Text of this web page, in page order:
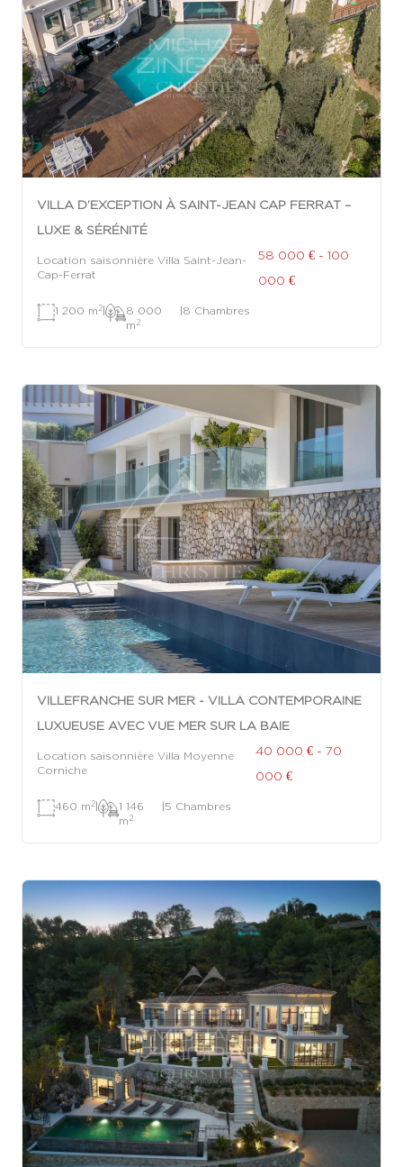
VILLA D’EXCEPTION À SAINT-JEAN CAP FERRAT –
LUXE & SÉRÉNITÉ
Location saisonnière Villa Saint-Jean-
Cap-Ferrat
58 000 € - 100
000 €
1 200 m 2|
8 000
m 2
|8 Chambres
VILLEFRANCHE SUR MER - VILLA CONTEMPORAINE
LUXUEUSE AVEC VUE MER SUR LA BAIE
Location saisonnière Villa Moyenne
Corniche
40 000 € - 70
000 €
460 m 2|
1 146
m 2
|5 Chambres